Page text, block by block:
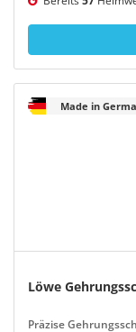
Made in
Löwe
Präzise